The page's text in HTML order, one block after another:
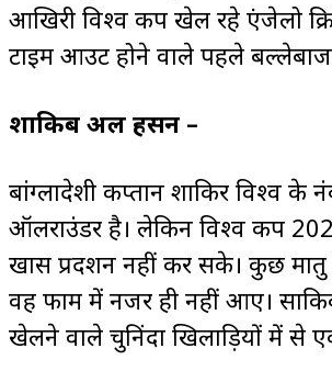
आखिरी विश्व कप खेल रहे एंजेलो
टाइम आउट होने वाले पहले
शाकिब अल हसन –
बांग्लादेशी कप्तान शाकिर विश्व के
ऑलराउंडर है। लेकिन विश्व कप
खास प्रदर्शन नहीं कर सके। कुछ
वह फार्म में नजर ही नहीं आए।
खेलने वाले चुनिंदा खिलाड़ियों में से